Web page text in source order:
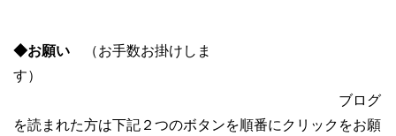
◆お願い （お手数お掛けしま
す）
ブログ
を読まれた方は下記２つのボタンを順番にクリックをお願